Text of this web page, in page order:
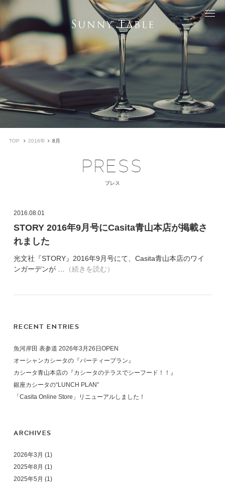
TOP 2016年 8月
PRESS
プレス
2016.08.01
STORY 2016年9月号にCasita青山本店が掲載さ
れました
光文社『STORY』2016年9月号にて、Casita青山本店のワイ
ンガーデンが …
（続きを読む）
RECENT ENTRIES
魚河岸田 表参道 2026年3月26日OPEN
オーシャンカシータの『パーティープラン』
カシータ青山本店の『カシータのテラスでシーフード！！』
銀座カシータの“LUNCH PLAN”
「Casita Online Store」リニューアルしました！
ARCHIVES
2026年3月 (1)
2025年8月 (1)
2025年5月 (1)